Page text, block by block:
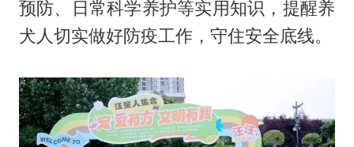
预防、日常科学养护等实用知识，提醒养
犬人切实做好防疫工作，守住安全底线。